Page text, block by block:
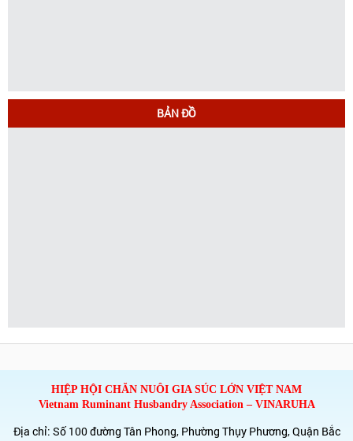
BẢN ĐỒ
HIỆP HỘI CHĂN NUÔI GIA SÚC LỚN VIỆT NAM
Vietnam Ruminant Husbandry Association – VINARUHA
Địa chỉ: Số 100 đường Tân Phong, Phường Thụy Phương, Quận Bắc